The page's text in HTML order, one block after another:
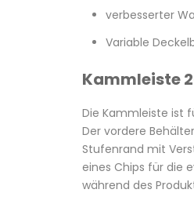
verbesserter
Variable
Kammleiste
Die Kammleiste ist
Der vordere
Stufenrand mit
eines Chips für die
während des